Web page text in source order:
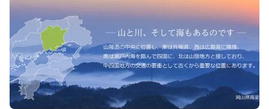
にグッツ開発と電子書籍出版。
http://www.sanson-plan.com/
https://ameblo.jp/chikyuokoshi/entr
y-12441092076.html
・
・
✪佐藤 拓也（さとう・たくや）
一社）岡山県地域おこし協力隊ネット
ワーク- OEN 副代表理事｜佐藤紅商店